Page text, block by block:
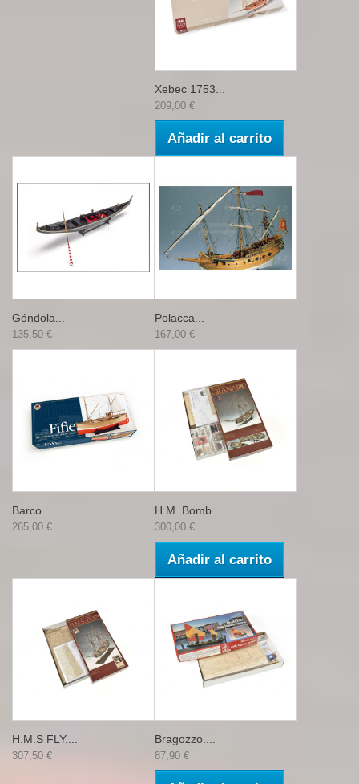
Xebec 1753...
209,00 €
Añadir al carrito
Góndola...
135,50 €
Polacca...
167,00 €
Barco...
265,00 €
H.M. Bomb...
300,00 €
Añadir al carrito
H.M.S FLY....
307,50 €
Bragozzo....
87,90 €